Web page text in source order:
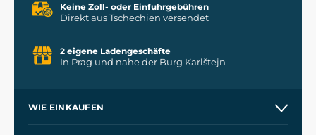
Keine Zoll- oder Einfuhrgebühren
Direkt aus Tschechien versendet
2 eigene Ladengeschäfte
In Prag und nahe der Burg Karlštejn
WIE EINKAUFEN